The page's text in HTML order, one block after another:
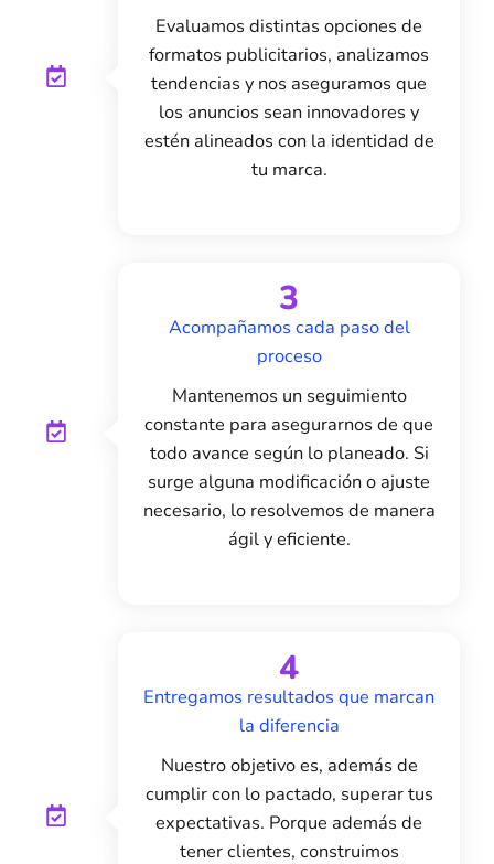
Evaluamos distintas opciones de
formatos publicitarios, analizamos
tendencias y nos aseguramos que
los anuncios sean innovadores y
estén alineados con la identidad de
tu marca.
3
Acompañamos cada paso del
proceso
Mantenemos un seguimiento
constante para asegurarnos de que
todo avance según lo planeado. Si
surge alguna modificación o ajuste
necesario, lo resolvemos de manera
ágil y eficiente.
4
Entregamos resultados que marcan
la diferencia
Nuestro objetivo es, además de
cumplir con lo pactado, superar tus
expectativas. Porque además de
tener clientes, construimos